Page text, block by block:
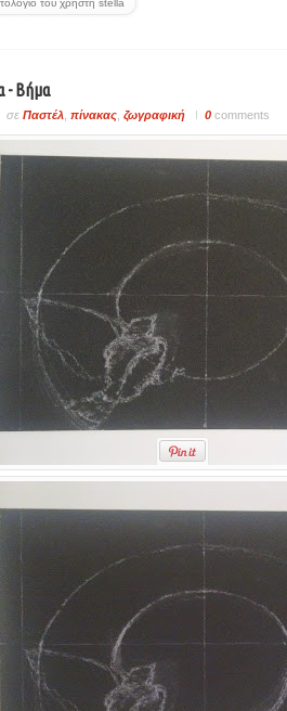
του χρήστη stella
- Βήμα
σε Παστέλ πίνακας ζωγραφική 0 comments